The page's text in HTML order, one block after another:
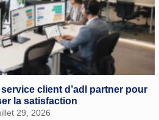
client d’adl partner pour
la satisfaction
29, 2026